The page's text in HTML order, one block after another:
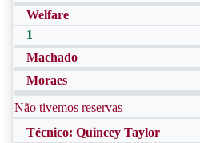
Welfare
1
Machado
Moraes
Não tivemos reservas
Técnico: Quincey Taylor